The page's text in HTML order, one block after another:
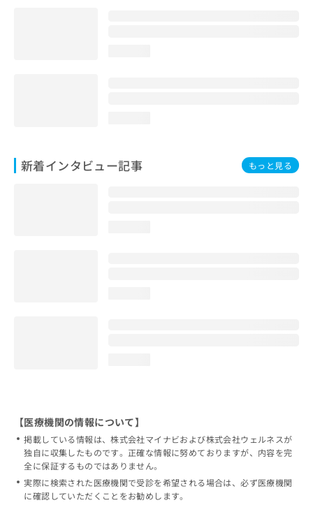
新着インタビュー記事 もっと見る
【医療機関の情報について】
掲載している情報は、株式会社マイナビおよび株式会社ウェルネスが
独自に収集したものです。正確な情報に努めておりますが、内容を完
全に保証するものではありません。
実際に検索された医療機関で受診を希望される場合は、必ず医療機関
に確認していただくことをお勧めします。